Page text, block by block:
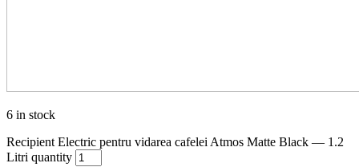
6 in stock
Recipient Electric pentru vidarea cafelei Atmos Matte Black — 1.2
Litri quantity